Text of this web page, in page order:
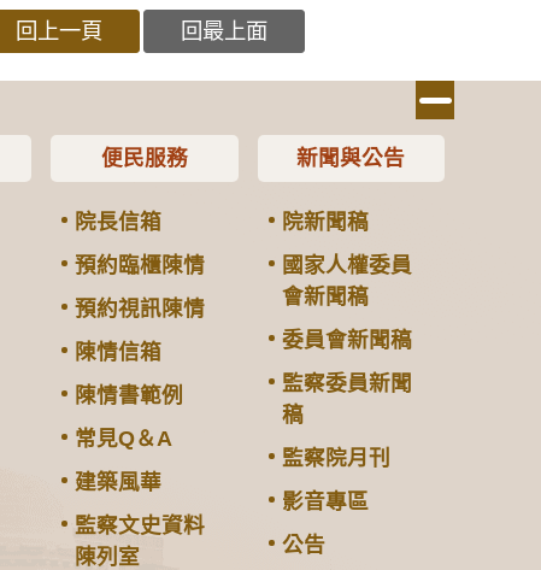
回上一頁 回最上面
便民服務
院長信箱
預約臨櫃陳情
預約視訊陳情
陳情信箱
陳情書範例
常見Q＆A
建築風華
監察文史資料
陳列室
新聞與公告
院新聞稿
國家人權委員
會新聞稿
委員會新聞稿
監察委員新聞
稿
監察院月刊
影音專區
公告